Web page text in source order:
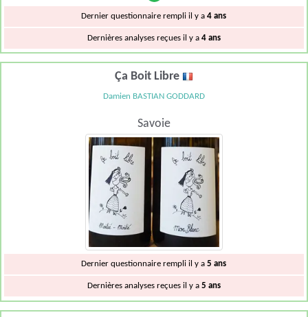
Dernier questionnaire rempli il y a4 ans
Dernières analyses reçues il y a 4 ans
Ça Boit Libre
Damien BASTIAN GODDARD
Savoie
Dernier questionnaire rempli il y a5 ans
Dernières analyses reçues il y a 5 ans